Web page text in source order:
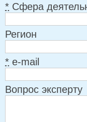
* Сфера
Регион
* e-mail
Вопрос эксперту